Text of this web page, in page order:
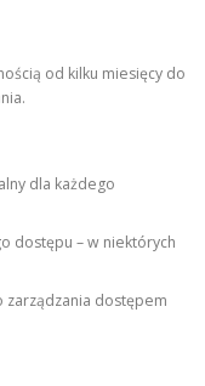
od kilku miesięcy do
dla każdego
dostępu – w niektórych
zarządzania dostępem